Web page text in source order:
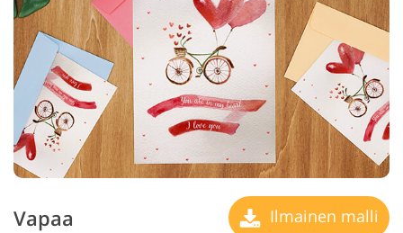
Vapaa Ilmainen malli